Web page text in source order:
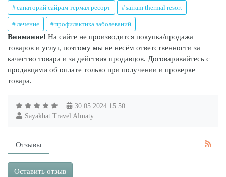
санаторий сайрам термал ресорт sairam thermal resort
лечение профилактика заболеваний
Внимание! На сайте не производится покупка/продажа
товаров и услуг, поэтому мы не несём ответственности за
качество товара и за действия продавцов. Договаривайтесь с
продавцами об оплате только при получении и проверке
товара.
30.05.2024 15:50
Sayakhat Travel Almaty
Отзывы
Оставить отзыв